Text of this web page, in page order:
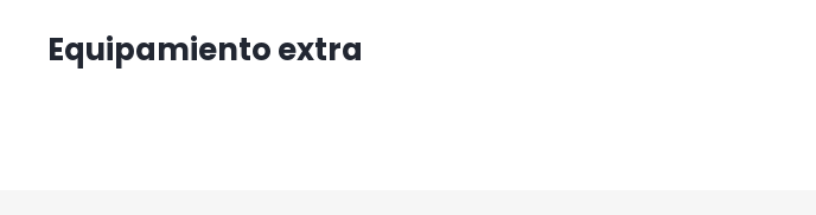
Equipamiento extra